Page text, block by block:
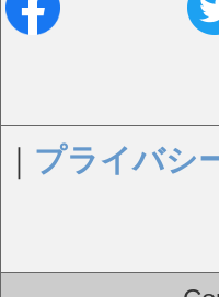
｜ プライバシ